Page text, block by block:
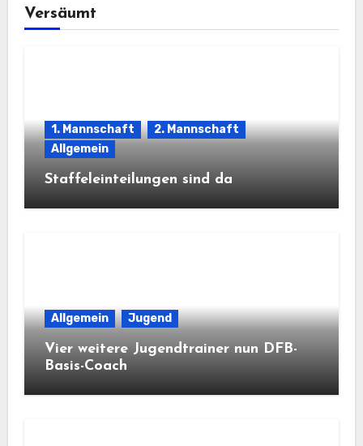
Versäumt
1. Mannschaft
2. Mannschaft
Allgemein
Staffeleinteilungen sind da
Allgemein Jugend
Vier weitere Jugendtrainer nun DFB-
Basis-Coach